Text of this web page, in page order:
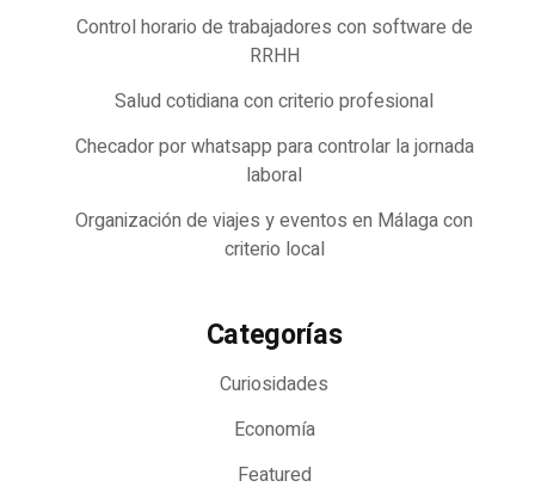
Control horario de trabajadores con software de
RRHH
Salud cotidiana con criterio profesional
Checador por whatsapp para controlar la jornada
laboral
Organización de viajes y eventos en Málaga con
criterio local
Categorías
Curiosidades
Economía
Featured